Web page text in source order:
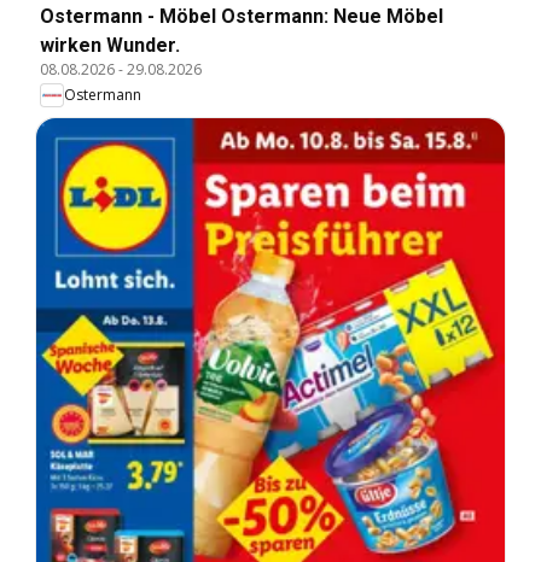
Ostermann - Möbel Ostermann: Neue Möbel
wirken Wunder.
08.08.2026-29.08.2026
Ostermann